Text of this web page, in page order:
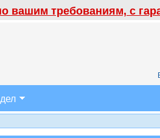
вашим требованиям, с